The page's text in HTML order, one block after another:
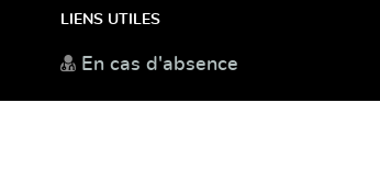
LIENS UTILES
En cas d'absence